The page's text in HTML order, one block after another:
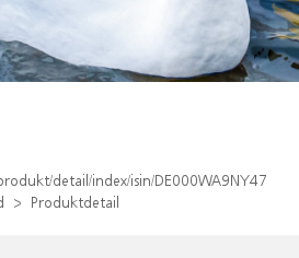
detail/index/isin/DE000WA9NY47
Produktdetail